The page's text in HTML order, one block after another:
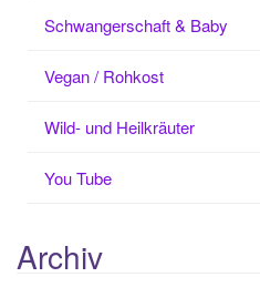
Schwangerschaft & Baby
Vegan / Rohkost
Wild- und Heilkräuter
You Tube
Archiv